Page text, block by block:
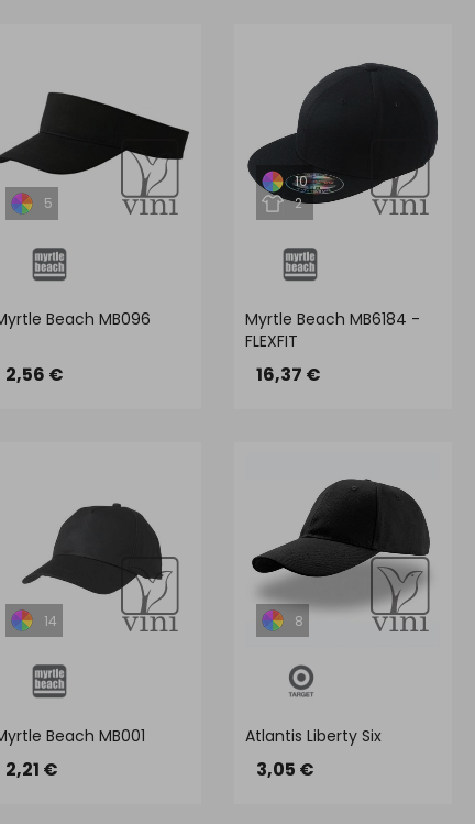
5
Beach MB096
2,56 €
10
2
Myrtle Beach MB6184 -
FLEXFIT
16,37 €
14
Beach MB001
2,21 €
8
Atlantis Liberty Six
3,05 €